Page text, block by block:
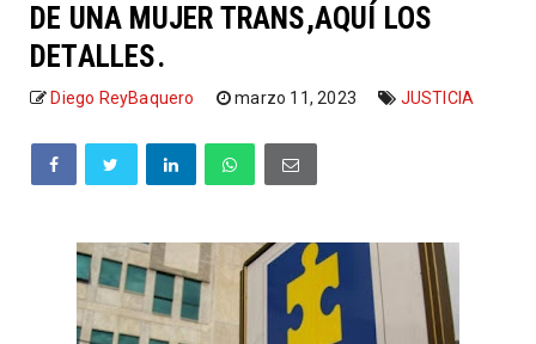
DE UNA MUJER TRANS,AQUÍ LOS
DETALLES.
Diego ReyBaquero marzo 11, 2023 JUSTICIA